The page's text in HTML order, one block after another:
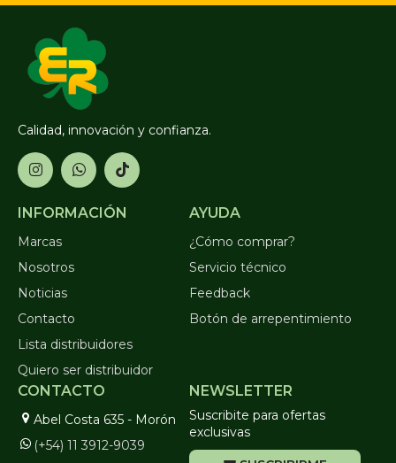
Calidad, innovación y confianza.
INFORMACIÓN
Marcas
Nosotros
Noticias
Contacto
Lista distribuidores
Quiero ser distribuidor
AYUDA
¿Cómo comprar?
Servicio técnico
Feedback
Botón de arrepentimiento
CONTACTO
Abel Costa 635 - Morón
(+54) 11 3912-9039
NEWSLETTER
Suscribite para ofertas
exclusivas